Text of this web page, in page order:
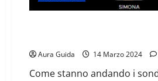
Aura Guida 14 Marzo 2024
Come stanno andando i